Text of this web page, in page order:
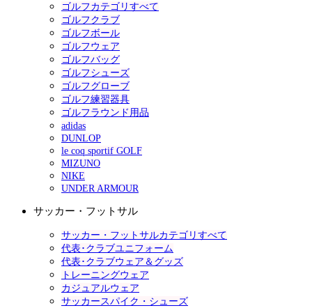
ゴルフカテゴリすべて
ゴルフクラブ
ゴルフボール
ゴルフウェア
ゴルフバッグ
ゴルフシューズ
ゴルフグローブ
ゴルフ練習器具
ゴルフラウンド用品
adidas
DUNLOP
le coq sportif GOLF
MIZUNO
NIKE
UNDER ARMOUR
サッカー・フットサル
サッカー・フットサルカテゴリすべて
代表･クラブユニフォーム
代表･クラブウェア＆グッズ
トレーニングウェア
カジュアルウェア
サッカースパイク・シューズ